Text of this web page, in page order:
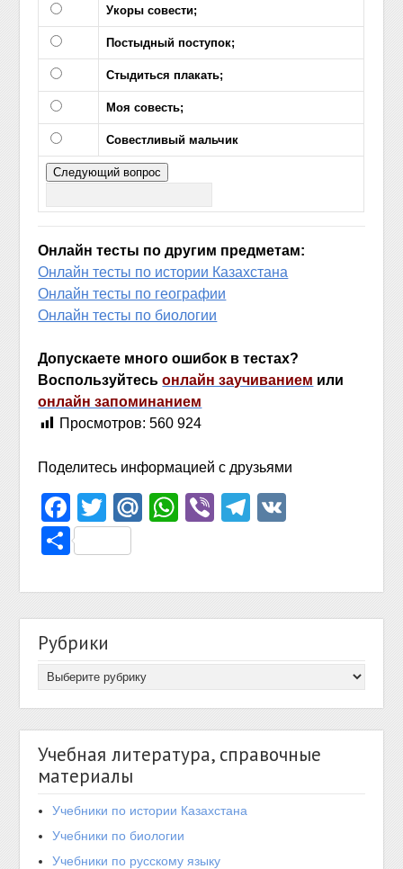
Укоры совести;
Постыдный поступок;
Стыдиться плакать;
Моя совесть;
Совестливый мальчик
Онлайн тесты по другим предметам:
Онлайн тесты по истории Казахстана
Онлайн тесты по географии
Онлайн тесты по биологии
Допускаете много ошибок в тестах?
Воспользуйтесьонлайн заучиванием или
онлайн запоминанием
Просмотров: 560 924
Поделитесь информацией с друзьями
Facebook
TwitterMail.Ru
WhatsApp
ViberTelegram
Отправить
Рубрики
Учебная литература, справочные
материалы
Учебники по истории Казахстана
Учебники по биологии
Учебники по русскому языку